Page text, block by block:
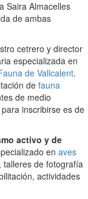
Saira Almacelles
de ambas
cetrero y director
especializada en
de Vallcalent.
de fauna
de medio
inscribirse es de
activo y de
en aves
talleres de fotografía
actividades